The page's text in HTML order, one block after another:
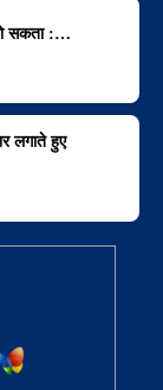
सकता :…
लगाते हुए